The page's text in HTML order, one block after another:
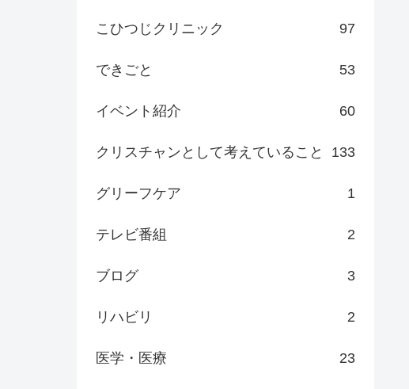
こひつじクリニック 97
できごと 53
イベント紹介 60
クリスチャンとして考えていること 133
グリーフケア 1
テレビ番組 2
ブログ 3
リハビリ 2
医学・医療 23